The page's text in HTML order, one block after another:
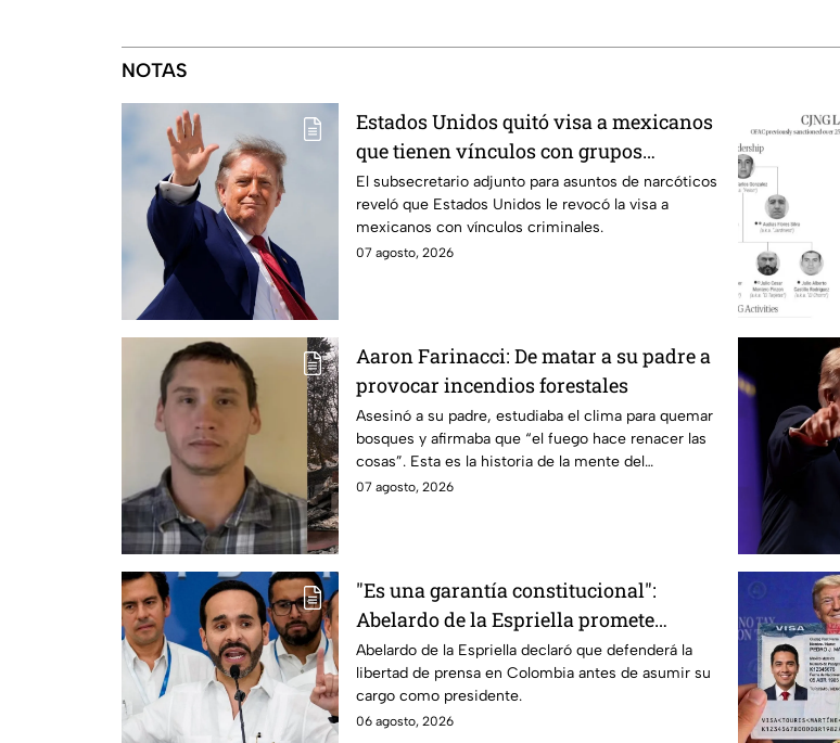
NOTAS
Estados Unidos quitó visa a mexicanos
que tienen vínculos con grupos
criminales
El subsecretario adjunto para asuntos de narcóticos
reveló que Estados Unidos le revocó la visa a
mexicanos con vínculos criminales.
07 agosto, 2026
Aaron Farinacci: De matar a su padre a
provocar incendios forestales
Asesinó a su padre, estudiaba el clima para quemar
bosques y afirmaba que “el fuego hace renacer las
cosas”. Esta es la historia de la mente del
responsable de los devastadores incendios.
07 agosto, 2026
"Es una garantía constitucional":
Abelardo de la Espriella promete
defender la libertad de prensa en
Colombia
Abelardo de la Espriella declaró que defenderá la
libertad de prensa en Colombia antes de asumir su
cargo como presidente.
06 agosto, 2026